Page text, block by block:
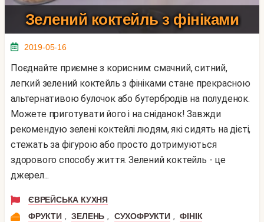
Зелений коктейль з фініками
2019-05-16
Поєднайте приємне з корисним: смачний, ситний,
легкий зелений коктейль з фініками стане прекрасною
альтернативою булочок або бутербродів на полуденок.
Можете приготувати його і на сніданок! Завжди
рекомендую зелені коктейлі людям, які сидять на дієті,
стежать за фігурою або просто дотримуються
здорового способу життя. Зелений коктейль - це
джерел...
ЄВРЕЙСЬКА КУХНЯ
ФРУКТИ , ЗЕЛЕНЬ , СУХОФРУКТИ , ФІНІК